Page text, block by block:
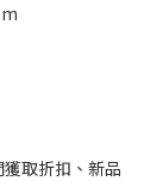
取折扣、新品